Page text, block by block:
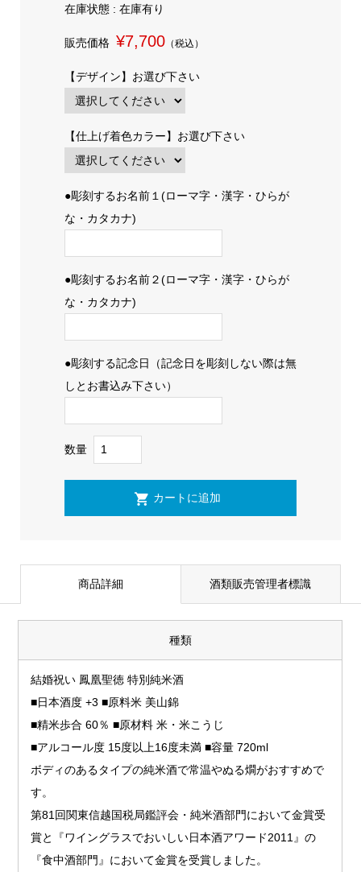
在庫状態 : 在庫有り
販売価格 ¥7,700（税込）
【デザイン】お選び下さい
【仕上げ着色カラー】お選び下さい
●彫刻するお名前１(ローマ字・漢字・ひらが
な・カタカナ)
●彫刻するお名前２(ローマ字・漢字・ひらが
な・カタカナ)
●彫刻する記念日（記念日を彫刻しない際は無
しとお書込み下さい）
数量
商品詳細 酒類販売管理者標識
種類
結婚祝い 鳳凰聖徳 特別純米酒
■日本酒度 +3 ■原料米 美山錦
■精米歩合 60％ ■原材料 米・米こうじ
■アルコール度 15度以上16度未満 ■容量 720ml
ボディのあるタイプの純米酒で常温やぬる燗がおすすめで
す。
第81回関東信越国税局鑑評会・純米酒部門において金賞受
賞と『ワイングラスでおいしい日本酒アワード2011』の
『食中酒部門』において金賞を受賞しました。